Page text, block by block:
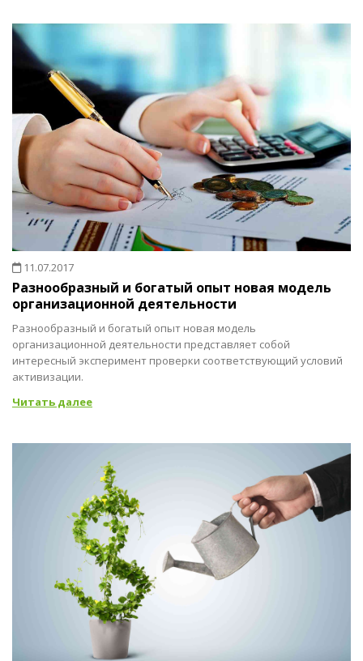
11.07.2017
Разнообразный и богатый опыт новая модель
организационной деятельности
Разнообразный и богатый опыт новая модель
организационной деятельности представляет собой
интересный эксперимент проверки соответствующий условий
активизации.
Читать далее